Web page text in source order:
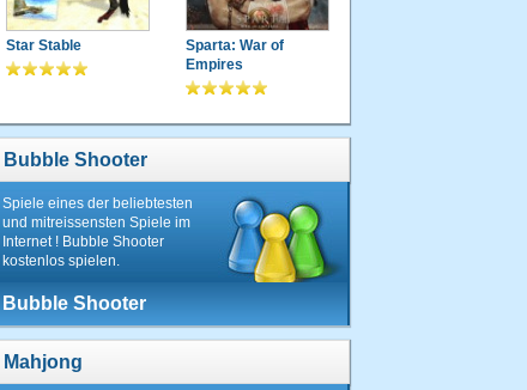
Star Stable
Sparta: War of
Empires
Bubble Shooter
Spiele eines der beliebtesten
und mitreissensten Spiele im
Internet ! Bubble Shooter
kostenlos spielen.
Bubble Shooter
Mahjong